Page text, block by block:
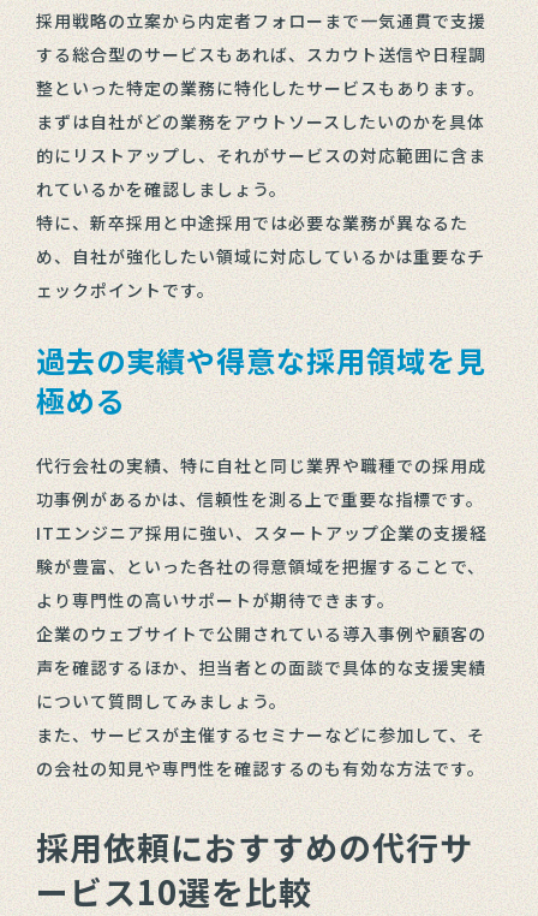
採用戦略の立案から内定者フォローまで一気通貫で支援
する総合型のサービスもあれば、スカウト送信や日程調
整といった特定の業務に特化したサービスもあります。
まずは自社がどの業務をアウトソースしたいのかを具体
的にリストアップし、それがサービスの対応範囲に含ま
れているかを確認しましょう。
特に、新卒採用と中途採用では必要な業務が異なるた
め、自社が強化したい領域に対応しているかは重要なチ
ェックポイントです。
過去の実績や得意な採用領域を見
極める
代行会社の実績、特に自社と同じ業界や職種での採用成
功事例があるかは、信頼性を測る上で重要な指標です。
ITエンジニア採用に強い、スタートアップ企業の支援経
験が豊富、といった各社の得意領域を把握することで、
より専門性の高いサポートが期待できます。
企業のウェブサイトで公開されている導入事例や顧客の
声を確認するほか、担当者との面談で具体的な支援実績
について質問してみましょう。
また、サービスが主催するセミナーなどに参加して、そ
の会社の知見や専門性を確認するのも有効な方法です。
採用依頼におすすめの代行サ
ービス10選を比較